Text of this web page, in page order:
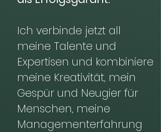
Ich verbinde jetzt all
meine Talente und
Expertisen und kombiniere
meine Kreativität, mein
Gespür und Neugier für
Menschen, meine
Managementerfahrung